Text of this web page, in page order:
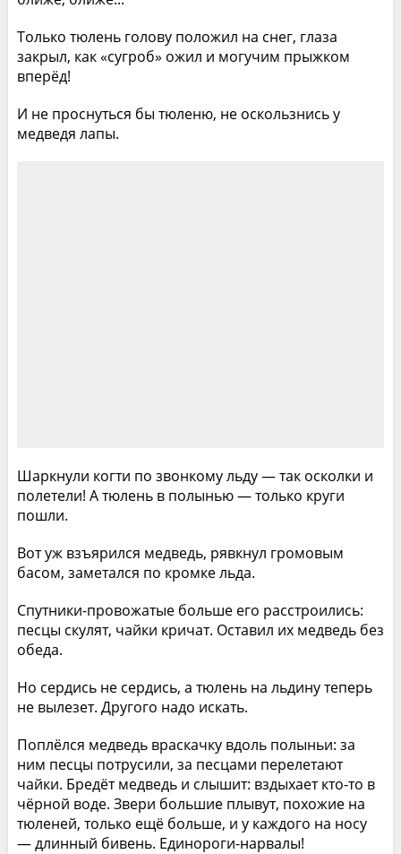
Только тюлень голову положил на снег, глаза
закрыл, как «сугроб» ожил и могучим прыжком
вперёд!
И не проснуться бы тюленю, не оскользнись у
медведя лапы.
Шаркнули когти по звонкому льду — так осколки и
полетели! А тюлень в полынью — только круги
пошли.
Вот уж взъярился медведь, рявкнул громовым
басом, заметался по кромке льда.
Спутники-провожатые больше его расстроились:
песцы скулят, чайки кричат. Оставил их медведь без
обеда.
Но сердись не сердись, а тюлень на льдину теперь
не вылезет. Другого надо искать.
Поплёлся медведь враскачку вдоль полыньи: за
ним песцы потрусили, за песцами перелетают
чайки. Бредёт медведь и слышит: вздыхает кто-то в
чёрной воде. Звери большие плывут, похожие на
тюленей, только ещё больше, и у каждого на носу
— длинный бивень. Единороги-нарвалы!